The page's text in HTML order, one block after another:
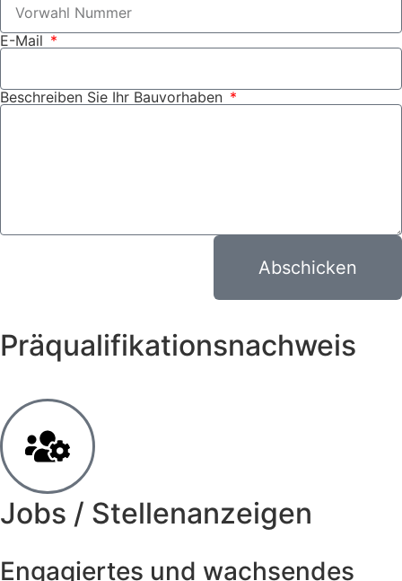
E-Mail
Beschreiben Sie Ihr Bauvorhaben
Abschicken
Präqualifikationsnachweis
Jobs / Stellenanzeigen
Engagiertes und wachsendes